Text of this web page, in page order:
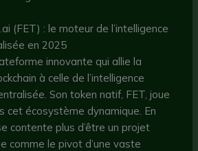
(FET) : le moteur de l’intelligence
en 2025
innovante qui allie la
à celle de l’intelligence
Son token natif, FET, joue
cet écosystème dynamique. En
contente plus d’être un projet
comme le pivot d’une vaste